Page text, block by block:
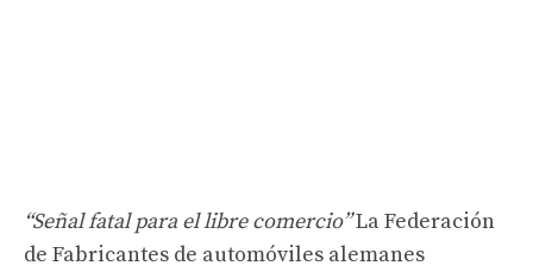
“Señal fatal para el libre comercio”La Federación
de Fabricantes de automóviles alemanes